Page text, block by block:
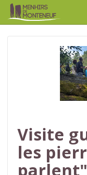
Visite
les
parlent"